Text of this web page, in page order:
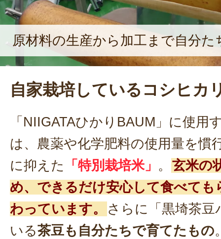
原材料の生産から加工まで自分た
自家栽培しているコシヒカ
「NIIGATAひかりBAUM」に使用
は、農薬や化学肥料の使用量を慣
に抑えた
「特別栽培米」 。 玄米の
め、できるだけ安心して食べても
わっています。
さらに「黒埼茶
いる茶豆も自分たちで育てたもの